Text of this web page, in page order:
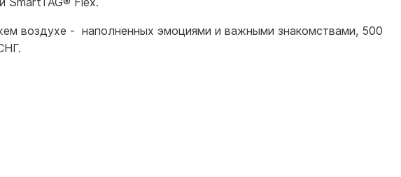
воздухе - наполненных эмоциями и важными знакомствами, 500